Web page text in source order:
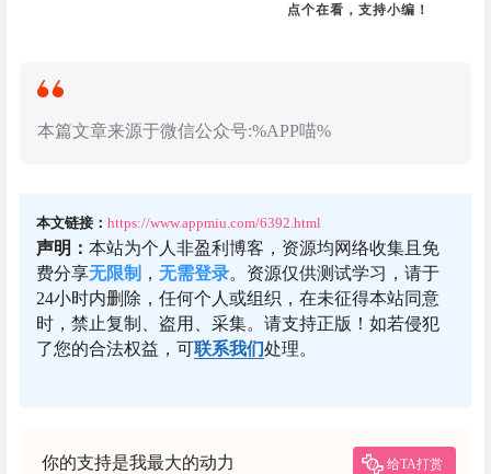
点个在看，支持小编！
本篇文章来源于微信公众号:%APP喵%
本文链接： https://www.appmiu.com/6392.html
声明： 本站为个人非盈利博客，资源均网络收集且免
费分享无限制 ， 无需登录。资源仅供测试学习，请于
24小时内删除，任何个人或组织，在未征得本站同意
时，禁止复制、盗用、采集。请支持正版！如若侵犯
了您的合法权益，可联系我们处理。
你的支持是我最大的动力 给TA打赏